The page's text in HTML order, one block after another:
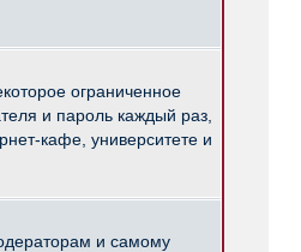
ограниченное
и пароль каждый раз,
кафе, университете и
и самому